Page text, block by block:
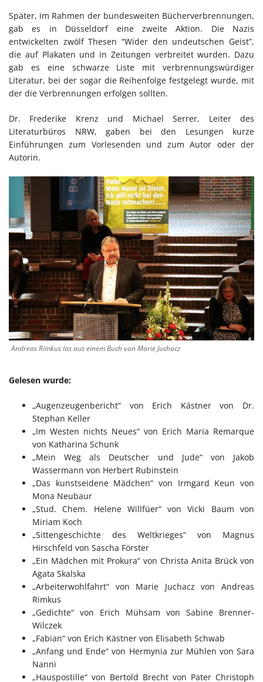
Später, im Rahmen der bundesweiten Bücherverbrennungen,
gab es in Düsseldorf eine zweite Aktion. Die Nazis
entwickelten zwölf Thesen “Wider den undeutschen Geist”,
die auf Plakaten und in Zeitungen verbreitet wurden. Dazu
gab es eine schwarze Liste mit verbrennungswürdiger
Literatur, bei der sogar die Reihenfolge festgelegt wurde, mit
der die Verbrennungen erfolgen sollten.
Dr. Frederike Krenz und Michael Serrer, Leiter des
Literaturbüros NRW, gaben bei den Lesungen kurze
Einführungen zum Vorlesenden und zum Autor oder der
Autorin.
Andreas Rimkus las aus einem Buch von Marie Juchacz
Gelesen wurde:
„Augenzeugenbericht“ von Erich Kästner von Dr.
Stephan Keller
„Im Westen nichts Neues“ von Erich Maria Remarque
von Katharina Schunk
„Mein Weg als Deutscher und Jude“ von Jakob
Wassermann von Herbert Rubinstein
„Das kunstseidene Mädchen“ von Irmgard Keun von
Mona Neubaur
„Stud. Chem. Helene Willfüer“ von Vicki Baum von
Miriam Koch
„Sittengeschichte des Weltkrieges“ von Magnus
Hirschfeld von Sascha Förster
„Ein Mädchen mit Prokura“ von Christa Anita Brück von
Agata Skalska
„Arbeiterwohlfahrt“ von Marie Juchacz von Andreas
Rimkus
„Gedichte“ von Erich Mühsam von Sabine Brenner-
Wilczek
„Fabian“ von Erich Kästner von Elisabeth Schwab
„Anfang und Ende“ von Hermynia zur Mühlen von Sara
Nanni
„Hauspostille“ von Bertold Brecht von Pater Christoph